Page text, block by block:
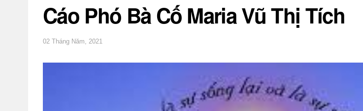
Cáo Phó Bà Cố Maria Vũ Thị Tích
02 Tháng Năm, 2021